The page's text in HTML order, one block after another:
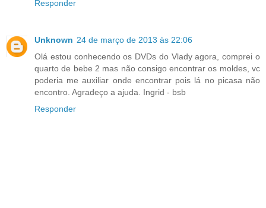
Responder
Unknown 24 de março de 2013 às 22:06
Olá estou conhecendo os DVDs do Vlady agora, comprei o
quarto de bebe 2 mas não consigo encontrar os moldes, vc
poderia me auxiliar onde encontrar pois lá no picasa não
encontro. Agradeço a ajuda. Ingrid - bsb
Responder